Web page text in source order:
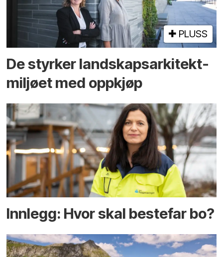
PLUSS
De styrker landskaps­arkitekt­
miljøet med oppkjøp
Innlegg: Hvor skal bestefar bo?